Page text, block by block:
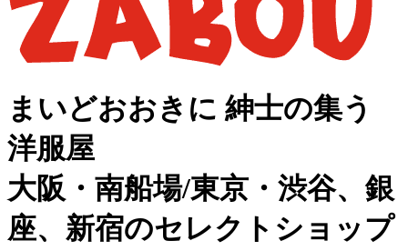
まいどおおきに 紳士の集う
洋服屋
大阪・南船場/東京・渋谷、銀
座、新宿のセレクトショップ